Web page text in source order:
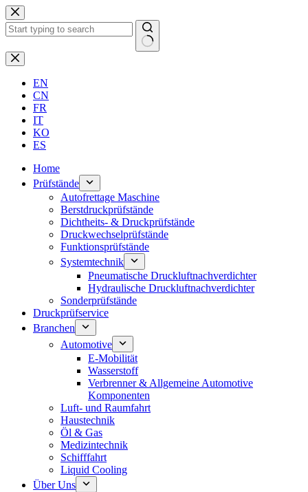
Zum
Inhalt
springen
Keine
Ergebnisse
EN
CN
FR
IT
KO
ES
Home
Prüfstände
Autofrettage Maschine
Berstdruckprüfstände
Dichtheits- & Druckprüfstände
Druckwechselprüfstände
Funktionsprüfstände
Systemtechnik
Pneumatische Druckluftnachverdichter
Hydraulische Druckluftnachverdichter
Sonderprüfstände
Druckprüfservice
Branchen
Automotive
E-Mobilität
Wasserstoff
Verbrenner & Allgemeine Automotive
Komponenten
Luft- und Raumfahrt
Haustechnik
Öl & Gas
Medizintechnik
Schifffahrt
Liquid Cooling
Über Uns